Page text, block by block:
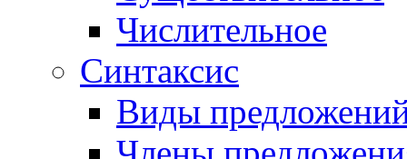
Числительное
Синтаксис
Виды